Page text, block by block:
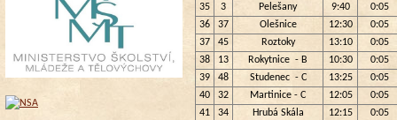
35
3 Pelešany 9:40
0:05
36
37 Olešnice 12:30
0:05
37
45 Roztoky 13:10
0:05
38
13 Rokytnice - B 10:30
0:05
39
48 Studenec - C 13:25
0:05
40
32 Martinice - C 12:05
0:05
41
34 Hrubá Skála 12:15
0:05